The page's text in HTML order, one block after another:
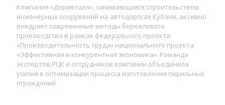
Компания «Дорметалл», занимающаяся строительством
инженерных сооружений на автодорогах Кубани, активно
внедряет современные методы бережливого
производства в рамках федерального проекта
«Производительность труда» национального проекта
«Эффективная и конкурентная экономика». Команда
экспертов РЦК и сотрудников компании объединила
усилия в оптимизации процесса изготовления перильных
ограждений